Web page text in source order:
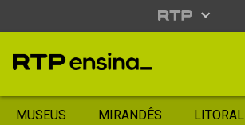
MUSEUS MIRANDÊS LITORAL